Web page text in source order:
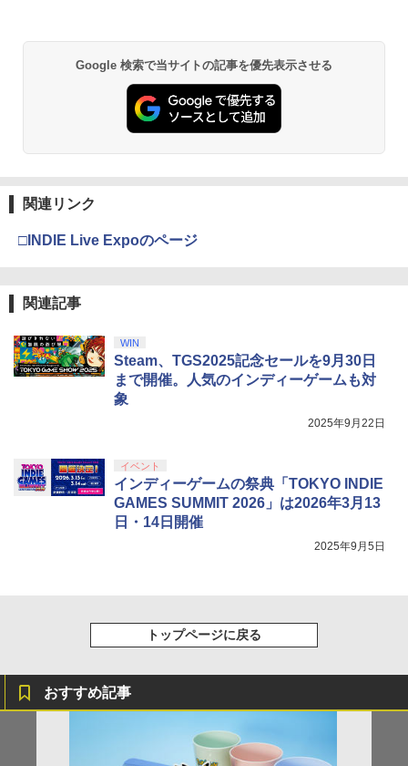
Google 検索で当サイトの記事を優先表示させる
関連リンク
□INDIE Live Expoのページ
関連記事
WIN
Steam、TGS2025記念セールを9月30日
まで開催。人気のインディーゲームも対
象
2025年9月22日
イベント
インディーゲームの祭典「TOKYO INDIE
GAMES SUMMIT 2026」は2026年3月13
日・14日開催
2025年9月5日
トップページに戻る
おすすめ記事